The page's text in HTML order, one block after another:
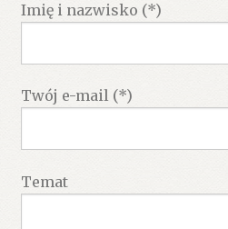
Imię i nazwisko (*)
Twój e-mail (*)
Temat